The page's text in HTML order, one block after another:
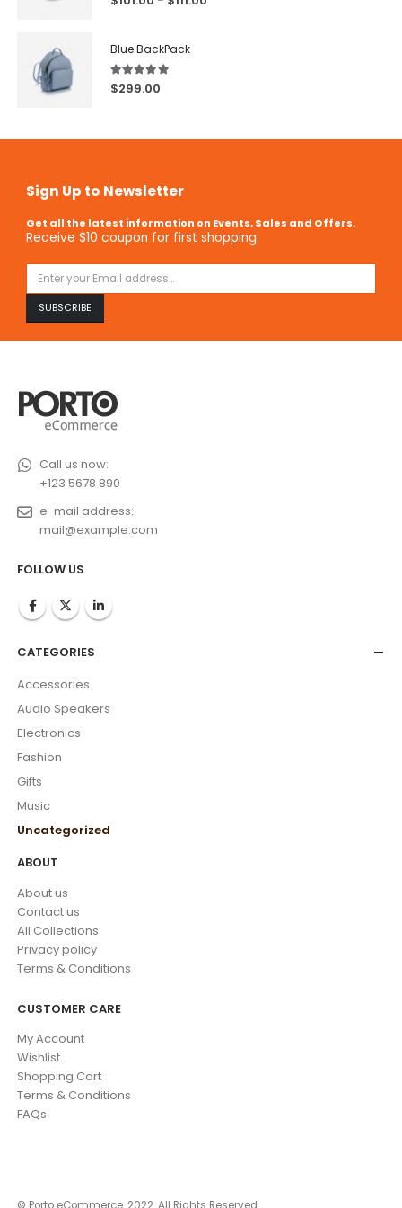
Blue BackPack
5.00out of 5
$299.00
Sign Up to Newsletter
Get all the latest information on Events, Sales and Offers.
Receive $10 coupon for first shopping.
Call us now:
+123 5678 890
e-mail address:
mail@example.com
FOLLOW US
CATEGORIES
Accessories
Audio Speakers
Electronics
Fashion
Gifts
Music
Uncategorized
ABOUT
About us
Contact us
All Collections
Privacy policy
Terms & Conditions
CUSTOMER CARE
My Account
Wishlist
Shopping Cart
Terms & Conditions
FAQs
© Porto eCommerce. 2022. All Rights Reserved